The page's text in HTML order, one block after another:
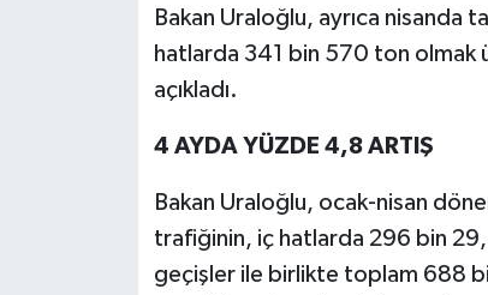
Bakan Uraloğlu, ayrıca nisanda
hatlarda 341 bin 570 ton olmak
açıkladı.
4 AYDA YÜZDE 4,8 ARTIŞ
Bakan Uraloğlu, ocak-nisan
trafiğinin, iç hatlarda 296 bin
geçişler ile birlikte toplam 688